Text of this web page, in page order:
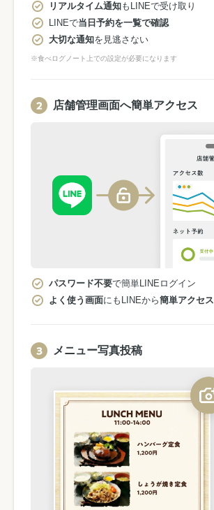
リアルタイム通知もLINEで受け取り
LINEで当日予約を一覧で確認
大切な通知を見逃さない
※食べログノート上での設定が必要になります
店舗管理画面へ簡単アクセス
パスワード不要で簡単LINEログイン
よく使う画面にもLINEから簡単アクセス
メニュー写真投稿